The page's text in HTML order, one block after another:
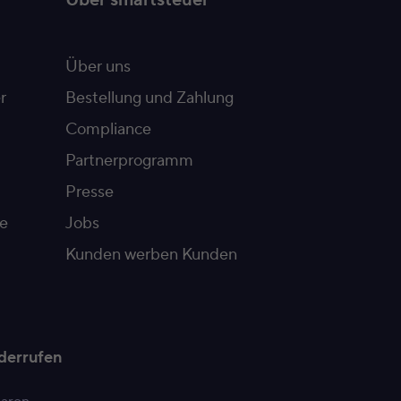
Über uns
Bestellung und Zahlung
Compliance
Partnerprogramm
Presse
Jobs
Kunden werben Kunden